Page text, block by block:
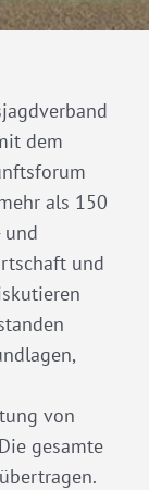
dem
als 150
und
und
von
gesamte